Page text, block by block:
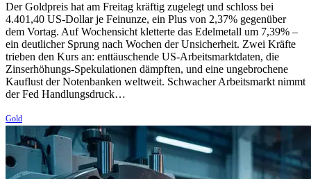
Der Goldpreis hat am Freitag kräftig zugelegt und schloss bei
4.401,40 US-Dollar je Feinunze, ein Plus von 2,37% gegenüber
dem Vortag. Auf Wochensicht kletterte das Edelmetall um 7,39% –
ein deutlicher Sprung nach Wochen der Unsicherheit. Zwei Kräfte
trieben den Kurs an: enttäuschende US-Arbeitsmarktdaten, die
Zinserhöhungs-Spekulationen dämpften, und eine ungebrochene
Kauflust der Notenbanken weltweit. Schwacher Arbeitsmarkt nimmt
der Fed Handlungsdruck…
Gold